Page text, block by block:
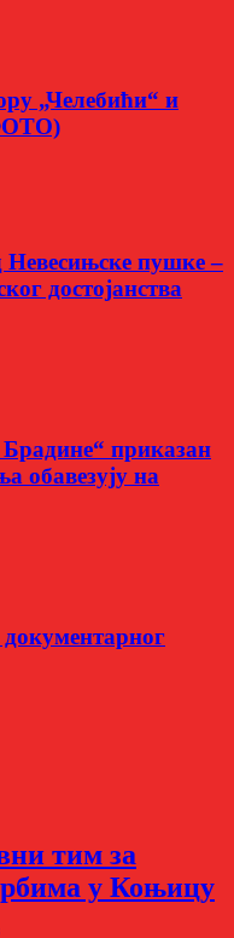
„Челебићи“ и
пушке –
достојанства
приказан
обавезују на
тим за
у Коњицу